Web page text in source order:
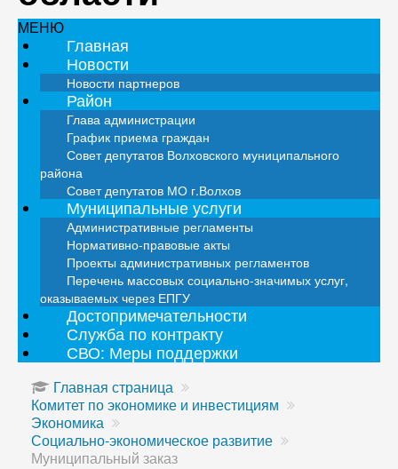
МЕНЮ
Главная
Новости
Новости партнеров
Район
Глава администрации
График приема граждан
Совет депутатов Волховского муниципального
района
Совет депутатов МО г.Волхов
Муниципальные услуги
Административные регламенты
Нормативно-правовые акты
Проекты административных регламентов
Перечень массовых социально-значимых услуг,
оказываемых через ЕПГУ
Достопримечательности
Служба по контракту
СВО: Меры поддержки
Главная страница
Комитет по экономике и инвестициям
Экономика
Социально-экономическое развитие
Муниципальный заказ